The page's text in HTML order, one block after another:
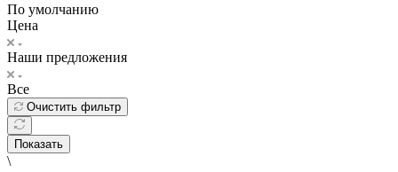
По умолчанию
Цена
Наши предложения
Все
Очистить фильтр
Показать
\